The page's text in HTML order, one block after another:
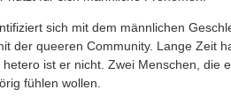
sich mit dem männlichen
der queeren Community. Lange Zeit
ist er nicht. Zwei Menschen, die
fühlen wollen.